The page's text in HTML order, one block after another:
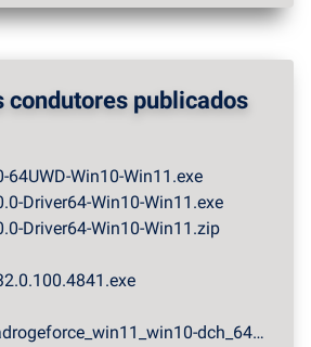
condutores publicados
64UWD-Win10-Win11.exe
Driver64-Win10-Win11.exe
Driver64-Win10-Win11.zip
596.97_quadrogeforce_win11_win10-dch_64bit_internationa...